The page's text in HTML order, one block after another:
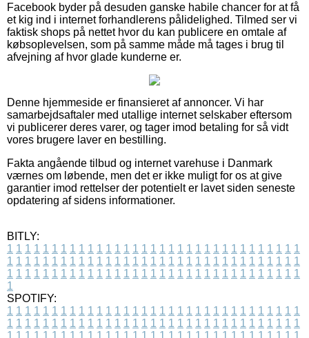
Facebook byder på desuden ganske habile chancer for at få
et kig ind i internet forhandlerens pålidelighed. Tilmed ser vi
faktisk shops på nettet hvor du kan publicere en omtale af
købsoplevelsen, som på samme måde må tages i brug til
afvejning af hvor glade kunderne er.
Denne hjemmeside er finansieret af annoncer. Vi har
samarbejdsaftaler med utallige internet selskaber eftersom
vi publicerer deres varer, og tager imod betaling for så vidt
vores brugere laver en bestilling.
Fakta angående tilbud og internet varehuse i Danmark
værnes om løbende, men det er ikke muligt for os at give
garantier imod rettelser der potentielt er lavet siden seneste
opdatering af sidens informationer.
BITLY:
1 1 1 1 1 1 1 1 1 1 1 1 1 1 1 1 1 1 1 1 1 1 1 1 1 1 1 1 1 1 1 1 1
1 1 1 1 1 1 1 1 1 1 1 1 1 1 1 1 1 1 1 1 1 1 1 1 1 1 1 1 1 1 1 1 1
1 1 1 1 1 1 1 1 1 1 1 1 1 1 1 1 1 1 1 1 1 1 1 1 1 1 1 1 1 1 1 1 1
1
SPOTIFY:
1 1 1 1 1 1 1 1 1 1 1 1 1 1 1 1 1 1 1 1 1 1 1 1 1 1 1 1 1 1 1 1 1
1 1 1 1 1 1 1 1 1 1 1 1 1 1 1 1 1 1 1 1 1 1 1 1 1 1 1 1 1 1 1 1 1
1 1 1 1 1 1 1 1 1 1 1 1 1 1 1 1 1 1 1 1 1 1 1 1 1 1 1 1 1 1 1 1 1